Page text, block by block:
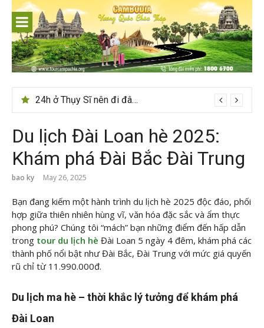
content
24h ở Thụy Sĩ nên đi đâu, chơi gì?
Du lịch Sri Lanka – Bật mí nên đi mùa nào đẹp
Du lịch Đài Loan hè 2025:
Khám phá Đài Bắc Đài Trung
bao ky May 26, 2025
Bạn đang kiếm một hành trình du lịch hè 2025 độc đáo, phối
hợp giữa thiên nhiên hùng vĩ, văn hóa đặc sắc và ẩm thực
phong phú? Chúng tôi “mách” bạn những điểm đến hấp dẫn
trong tour du lịch hè Đài Loan 5 ngày 4 đêm, khám phá các
thành phố nổi bật như Đài Bắc, Đài Trung với mức giá quyến
rũ chỉ từ 11.990.000đ.
Du lịch ma hè – thời khắc lý tưởng để khám phá
Đài Loan